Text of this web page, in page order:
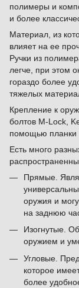
полимеры и
и более
Материал, из
влияет на ее
Ручки из
легче, при этом
гораздо более
тяжелых
Крепление к
болтов M-Lock,
помощью планки
Есть много
Прямые.
оружия и
на заднюю
Изогнутые.
оружием и
Угловые.
которое
более